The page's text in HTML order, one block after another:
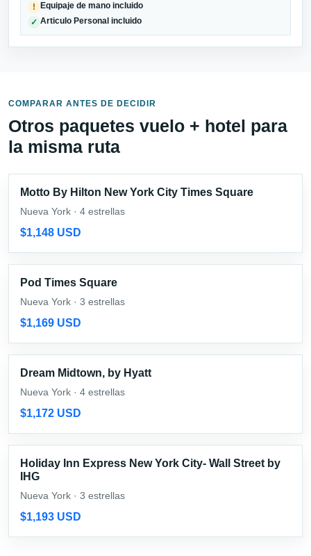
! Equipaje de mano incluido
✓ Articulo Personal incluido
COMPARAR ANTES DE DECIDIR
Otros paquetes vuelo + hotel para
la misma ruta
Motto By Hilton New York City Times Square
Nueva York · 4 estrellas
$1,148 USD
Pod Times Square
Nueva York · 3 estrellas
$1,169 USD
Dream Midtown, by Hyatt
Nueva York · 4 estrellas
$1,172 USD
Holiday Inn Express New York City- Wall Street by
IHG
Nueva York · 3 estrellas
$1,193 USD